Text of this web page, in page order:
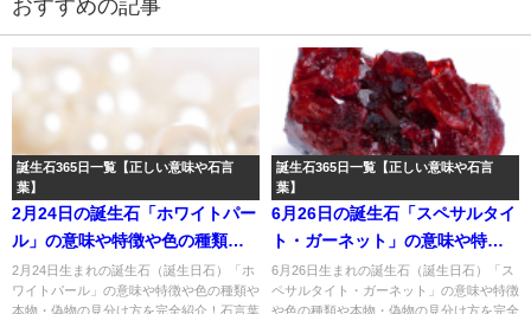
おすすめの記事
誕生石365日一覧【正しい意味や石言
葉】
2月24日の誕生石「ホワイトパー
ル」の意味や特徴や色の種類｜
石言葉「謙譲・誠意」の「ホワ
イトパール」のスピリチュアル
2月24日生まれの誕生石（誕生日石）「ホ
ワイトパール」の意味や特徴や色の種類や
本物・偽物の見分け方を完全紹介！石言葉
誕生石365日一覧【正しい意味や石言
葉】
6月26日の誕生石「スペサルタイ
ト・ガーネット」の意味や特徴
や色の種類｜石言葉「忠実」の
「スペサルタイト・ガーネッ
6月26日生まれの誕生石（誕生日石）「ス
ペサルタイト・ガーネット」の意味や特徴
や色の種類や本物・偽物の見分け方を完全